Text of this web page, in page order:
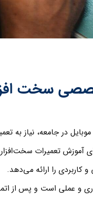
سخت
در جامعه، نیاز به
آموزش تعمیرات
را ارائه می‌دهد.
و عملی است و پس از اتمام